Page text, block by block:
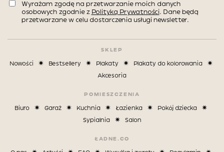
Wyrażam zgodę na przetwarzanie moich danych
osobowych zgodnie z Polityką Prywatności. Dane będą
przetwarzane w celu dostarczenia usługi newsletter.
SKLEP
Nowości Bestsellery Plakaty
Plakaty do kolorowania
Akcesoria
POMIESZCZENIA
Biuro Garaż Kuchnia Łazienka
Pokój dziecka
Sypialnia
Salon
ŁADNE.CO